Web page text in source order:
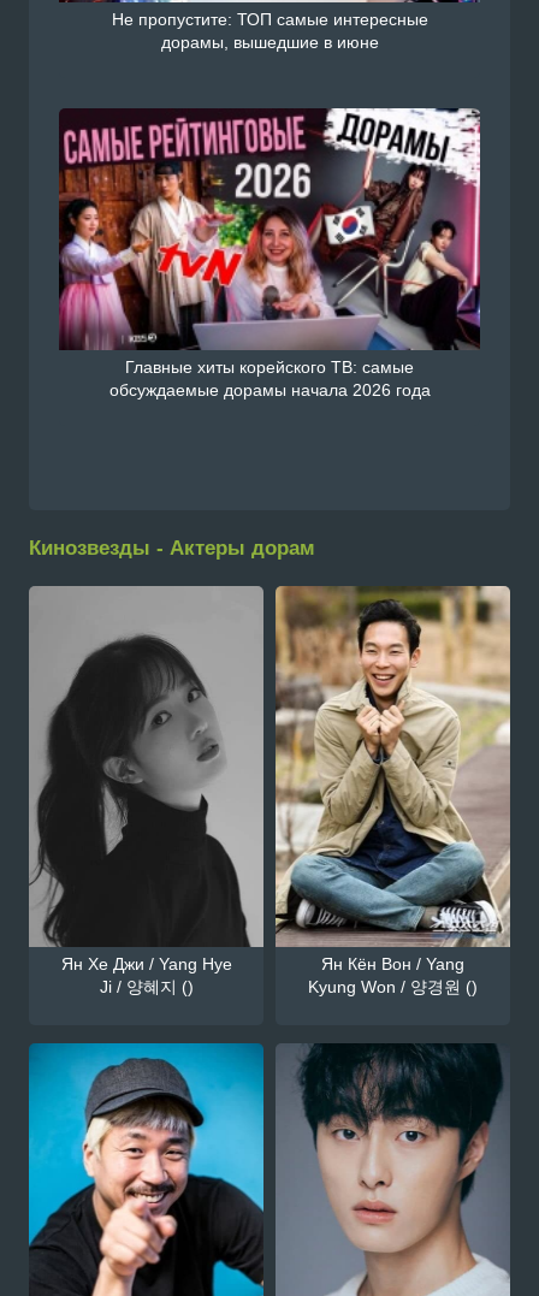
Не пропустите: ТОП самые интересные
дорамы, вышедшие в июне
Главные хиты корейского ТВ: самые
обсуждаемые дорамы начала 2026 года
Кинозвезды - Актеры дорам
Ян Хе Джи / Yang Hye
Ji / 양혜지 ()
Ян Кён Вон / Yang
Kyung Won / 양경원 ()